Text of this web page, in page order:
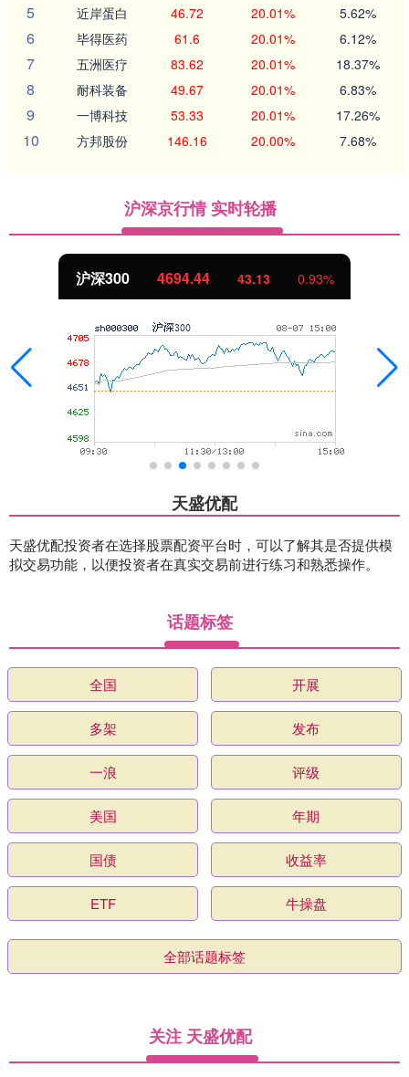
5 近岸蛋白 46.72 20.01% 5.62%
6 毕得医药 61.6 20.01% 6.12%
7 五洲医疗 83.62 20.01% 18.37%
8 耐科装备 49.67 20.01% 6.83%
9 一博科技 53.33 20.01% 17.26%
10 方邦股份 146.16 20.00% 7.68%
沪深京行情 实时轮播
沪深300 4694.44 43.13 0.93%
天盛优配
天盛优配投资者在选择股票配资平台时，可以了解其是否提供模
拟交易功能，以便投资者在真实交易前进行练习和熟悉操作。
话题标签
全国 开展
多架 发布
一浪 评级
美国 年期
国债 收益率
ETF 牛操盘
全部话题标签
关注 天盛优配